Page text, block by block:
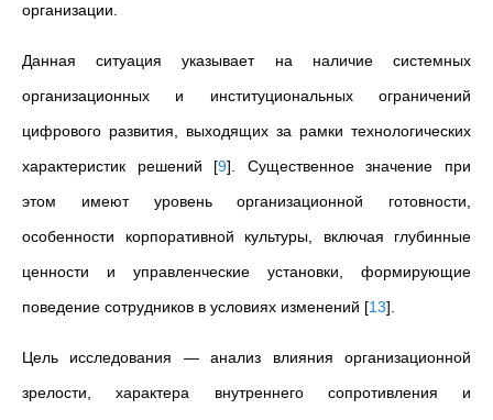
организации.
Данная ситуация указывает на наличие системных
организационных и институциональных ограничений
цифрового развития, выходящих за рамки технологических
характеристик решений [9] . Существенное значение при
этом имеют уровень организационной готовности,
особенности корпоративной культуры, включая глубинные
ценности и управленческие установки, формирующие
поведение сотрудников в условиях изменений [13]
Цель исследования — анализ влияния организационной
зрелости, характера внутреннего сопротивления и